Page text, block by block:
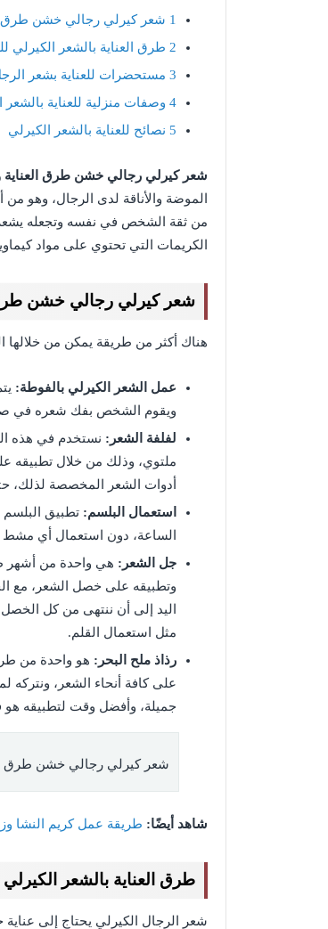
1 شعر كيرلي رجالي خشن طرق
2 طرق العناية بالشعر الكيرلي
3 مستحضرات للعناية بشعر
4 وصفات منزلية للعناية بالشعر
5 نصائح للعناية بالشعر الكيرلي
شعر كيرلي رجالي خشن طرق العناية
الموضة والأناقة لدى الرجال، وهو
من ثقة الشخص في نفسه وتجعله يشعر
الكريمات التي تحتوي على مواد
شعر كيرلي رجالي خشن طرق
هناك أكثر من طريقة يمكن من
عمل الشعر الكيرلي بالفوطة:
ويقوم الشخص بفك شعره في
لفلفة الشعر: نستخدم في هذه
ملتوي، وذلك من خلال تطبيقه
أدوات الشعر المخصصة
استعمال البلسم: تطبيق
الساعة، دون استعمال أي مشط
جل الشعر: هي واحدة من أشهر
وتطبيقه على خصل الشعر، مع
اليد إلى أن ننتهى من كل
مثل استعمال القلم.
رذاذ ملح البحر: هو واحدة من
على كافة أنحاء الشعر،
جميلة، وأفضل وقت لتطبيقه هو
شعر كيرلي رجالي خشن طرق
شاهد أيضًا: طريقة عمل كريم النشا
طرق العناية بالشعر
شعر الرجال الكيرلي يحتاج إلى